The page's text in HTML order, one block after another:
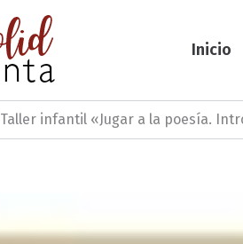
Inicio
Taller infantil «Jugar a la poesía.